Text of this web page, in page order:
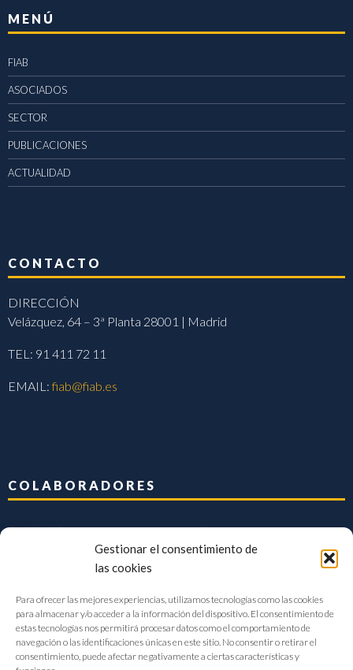
Gestionar el consentimiento de
las cookies
Para ofrecer las mejores experiencias, utilizamos tecnologías como las cookies
para almacenar y/o acceder a la información del dispositivo. El consentimiento de
estas tecnologías nos permitirá procesar datos como el comportamiento de
navegación o las identificaciones únicas en este sitio. No consentir o retirar el
consentimiento, puede afectar negativamente a ciertas características y
MENÚ
FIAB
ASOCIADOS
SECTOR
PUBLICACIONES
ACTUALIDAD
CONTACTO
DIRECCIÓN
Velázquez, 64 – 3ª Planta 28001 | Madrid
TEL: 91 411 72 11
EMAIL:fiab@fiab.es
COLABORADORES